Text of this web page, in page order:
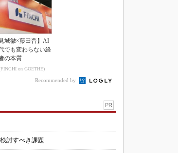
見城徹×藤田晋】AI
でも変わらない経
の本質
on GOETHE)
Recommended by
PR
討すべき課題